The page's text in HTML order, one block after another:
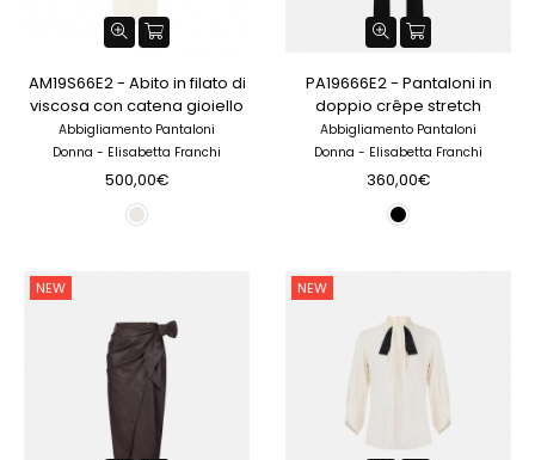
AM19S66E2 - Abito in filato di
viscosa con catena gioiello
Abbigliamento Pantaloni
Donna - Elisabetta Franchi
500,00€
PA19666E2 - Pantaloni in
doppio crêpe stretch
Abbigliamento Pantaloni
Donna - Elisabetta Franchi
360,00€
NEW NEW